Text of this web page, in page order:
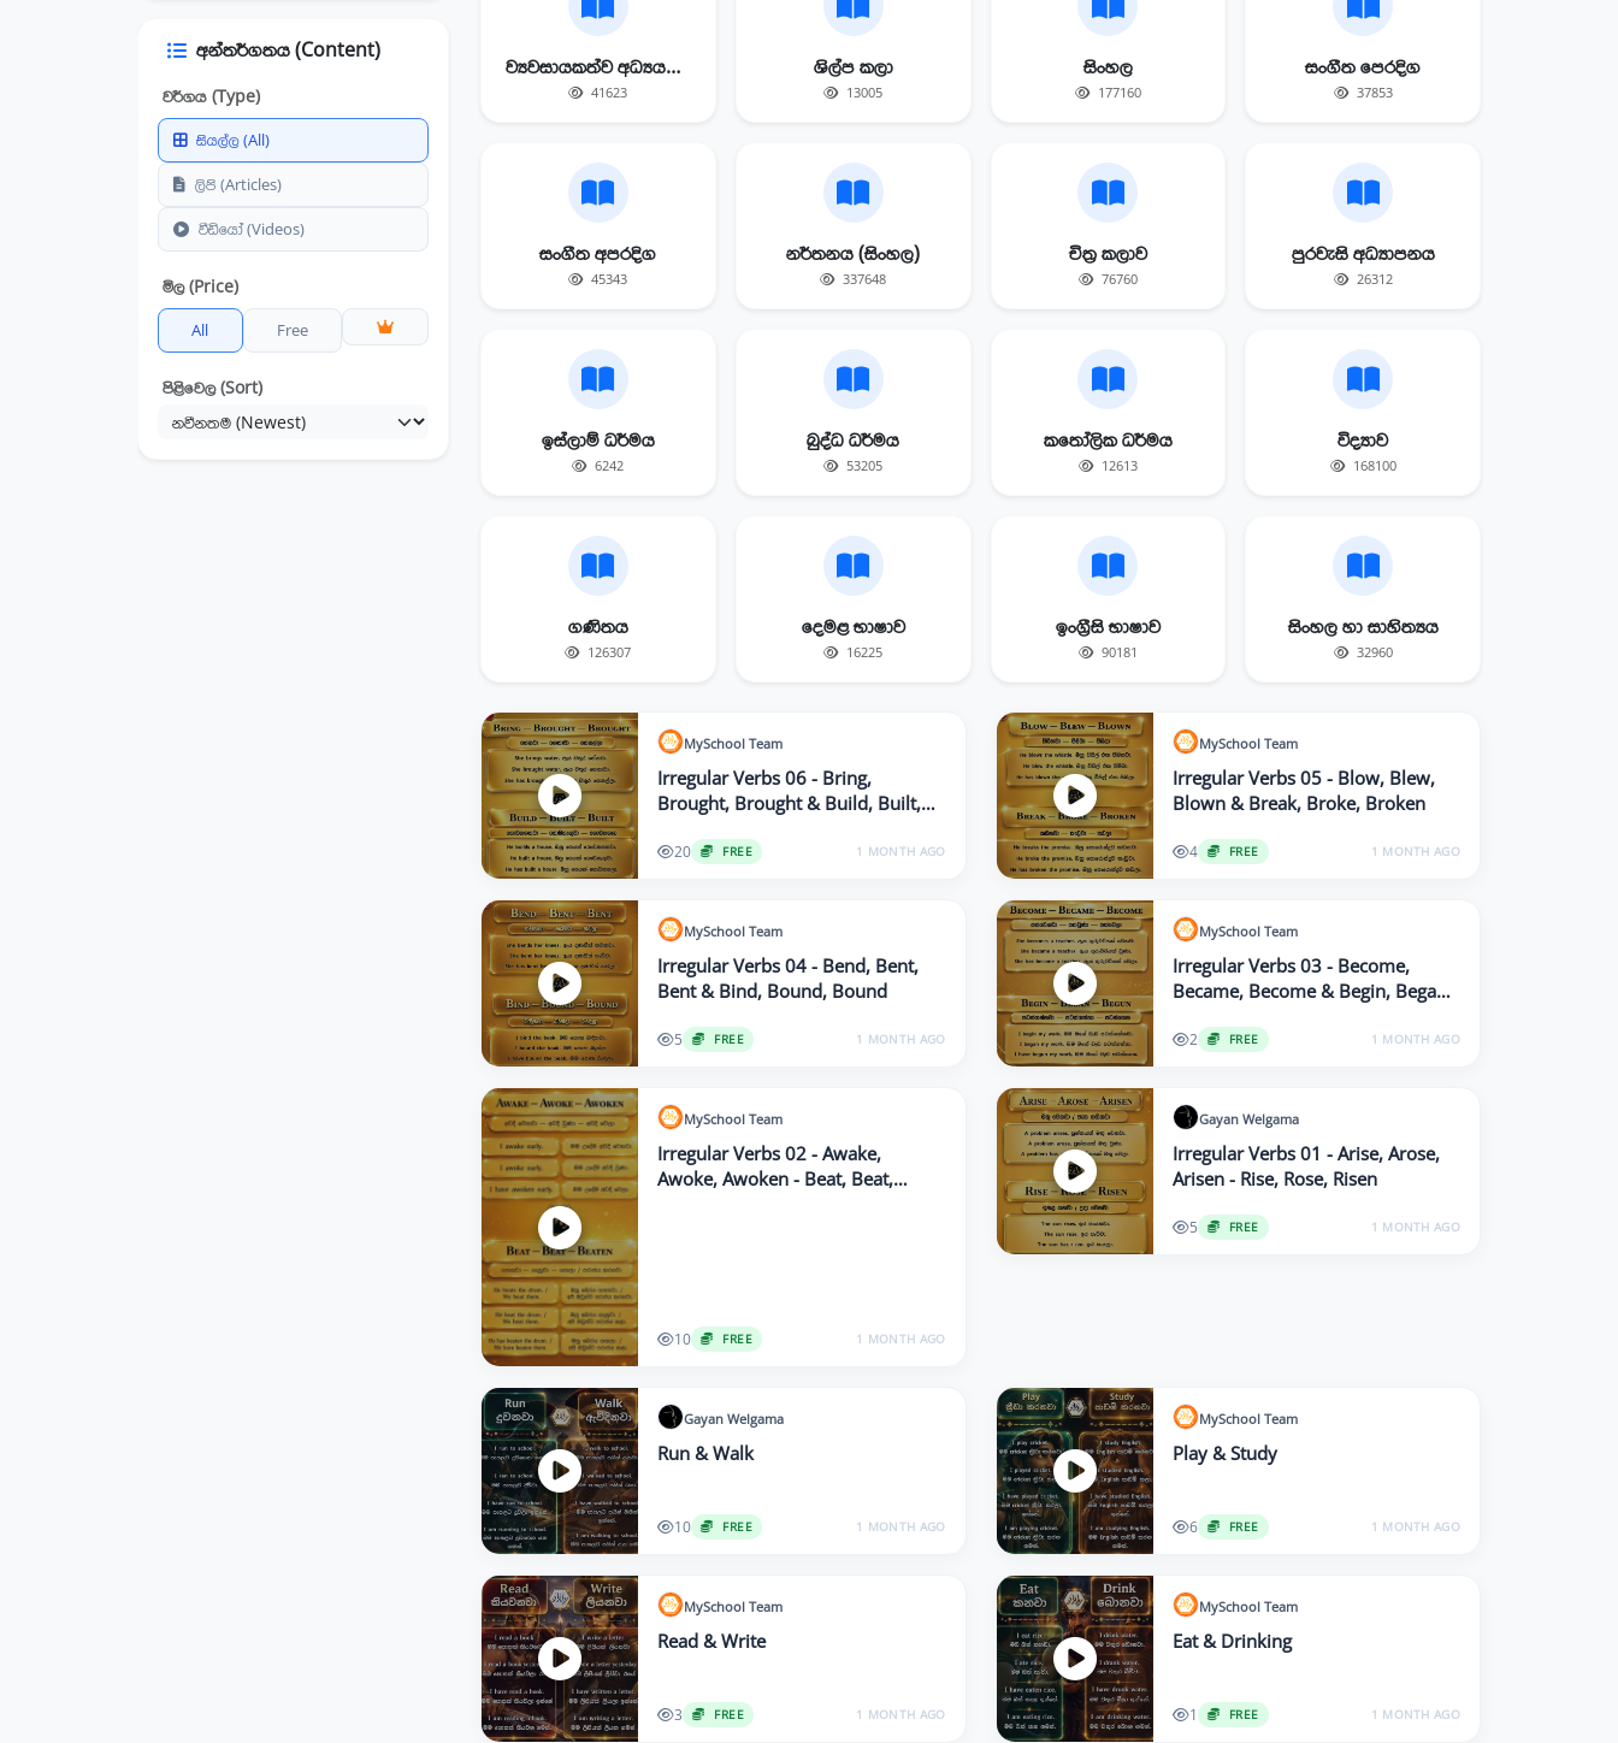
කෘෂිකර්මය
භූගෝල විද්‍යාව
ධීවර හා ආහාර තාක්ෂණය
ව්‍යවසායකත්ව අධ්‍යයනය
ශිල්ප කලා
සිංහල
සංගීත පෙරදිග
සංගීත අපරදිග
අන්තර්ගතය (Content)
වර්ගය (Type)
සියල්ල (All)
ලිපි (Articles)
වීඩියෝ (Videos)
මිල (Price)
All Free
පිළිවෙල (Sort)
ව්‍යවසායකත්ව අධ්‍යයනය
41623
ශිල්ප කලා
13005
සිංහල
177160
සංගීත පෙරදිග
37853
සංගීත අපරදිග
45343
නර්තනය (සිංහල)
337648
චිත්‍ර කලාව
76760
පුරවැසි අධ්‍යාපනය
26312
ඉස්ලාම් ධර්මය
6242
බුද්ධ ධර්මය
53205
කතෝලික ධර්මය
12613
විද්‍යාව
168100
ගණිතය
126307
දෙමළ භාෂාව
16225
ඉංග්‍රීසි භාෂාව
90181
සිංහල හා සාහිත්‍යය
32960
MySchool Team
Irregular Verbs 06 - Bring,
Brought, Brought & Build, Built,
20 FREE 1 MONTH AGO
MySchool Team
Irregular Verbs 05 - Blow, Blew,
Blown & Break, Broke, Broken
4 FREE 1 MONTH AGO
MySchool Team
Irregular Verbs 04 - Bend, Bent,
Bent & Bind, Bound, Bound
5 FREE 1 MONTH AGO
MySchool Team
Irregular Verbs 03 - Become,
Became, Become & Begin, Began,
2 FREE 1 MONTH AGO
MySchool Team
Irregular Verbs 02 - Awake,
Awoke, Awoken - Beat, Beat,
10 FREE 1 MONTH AGO
Gayan Welgama
Irregular Verbs 01 - Arise, Arose,
Arisen - Rise, Rose, Risen
5 FREE 1 MONTH AGO
Gayan Welgama
Run & Walk
10 FREE 1 MONTH AGO
MySchool Team
Play & Study
6 FREE 1 MONTH AGO
MySchool Team
Read & Write
3 FREE 1 MONTH AGO
MySchool Team
Eat & Drinking
1 FREE 1 MONTH AGO